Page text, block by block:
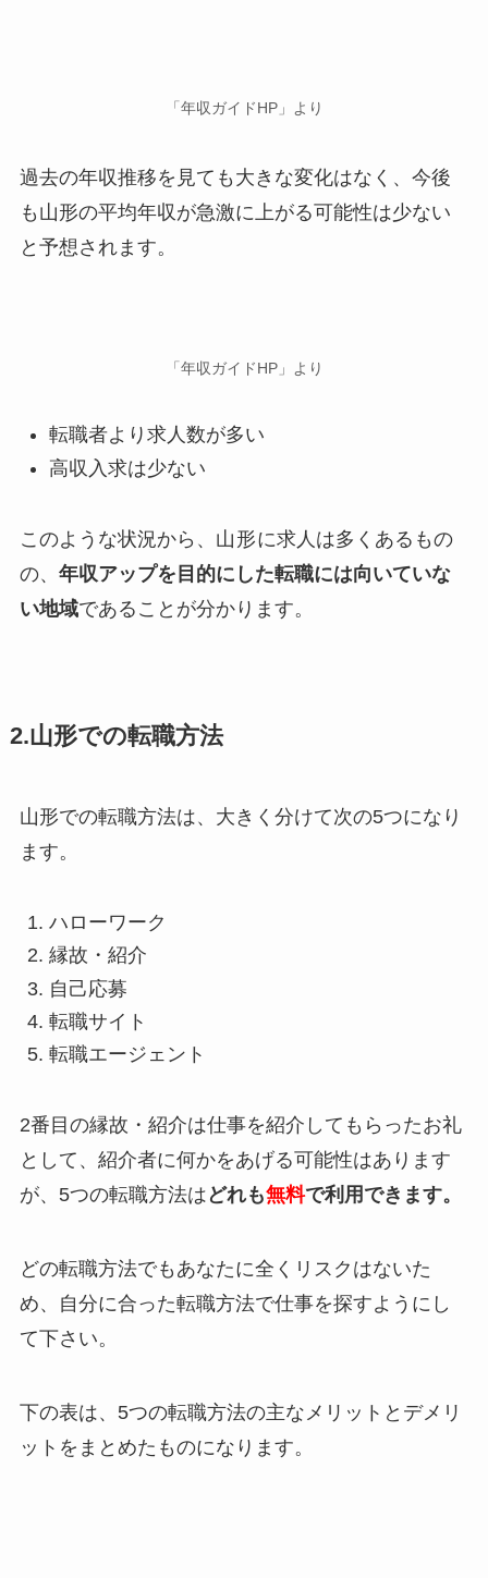
「年収ガイドHP」より
過去の年収推移を見ても大きな変化はなく、今後
も山形の平均年収が急激に上がる可能性は少ない
と予想されます。
「年収ガイドHP」より
転職者より求人数が多い
高収入求は少ない
このような状況から、 山形に求人は多くあるもの
の、 年収アップを目的にした転職には向いていな
い地域であることが分かります。
2.山形での転職方法
山形での転職方法は、大きく分けて次の5つになり
ます。
ハローワーク
縁故・紹介
自己応募
転職サイト
転職エージェント
2番目の縁故・紹介は仕事を紹介してもらったお礼
として、紹介者に何かをあげる可能性はあります
が、5つの転職方法は どれも無料で利用できます。
どの転職方法でもあなたに全くリスクはないた
め、自分に合った転職方法で仕事を探すようにし
て下さい。
下の表は、5つの転職方法の主なメリットとデメリ
ットをまとめたものになります。